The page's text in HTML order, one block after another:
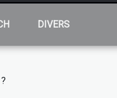
DIVERS